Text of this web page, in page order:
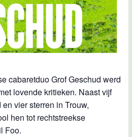
cabaretduo Grof Geschud werd
lovende kritieken. Naast vijf
vier sterren in Trouw,
hen tot rechtstreekse
Foo.